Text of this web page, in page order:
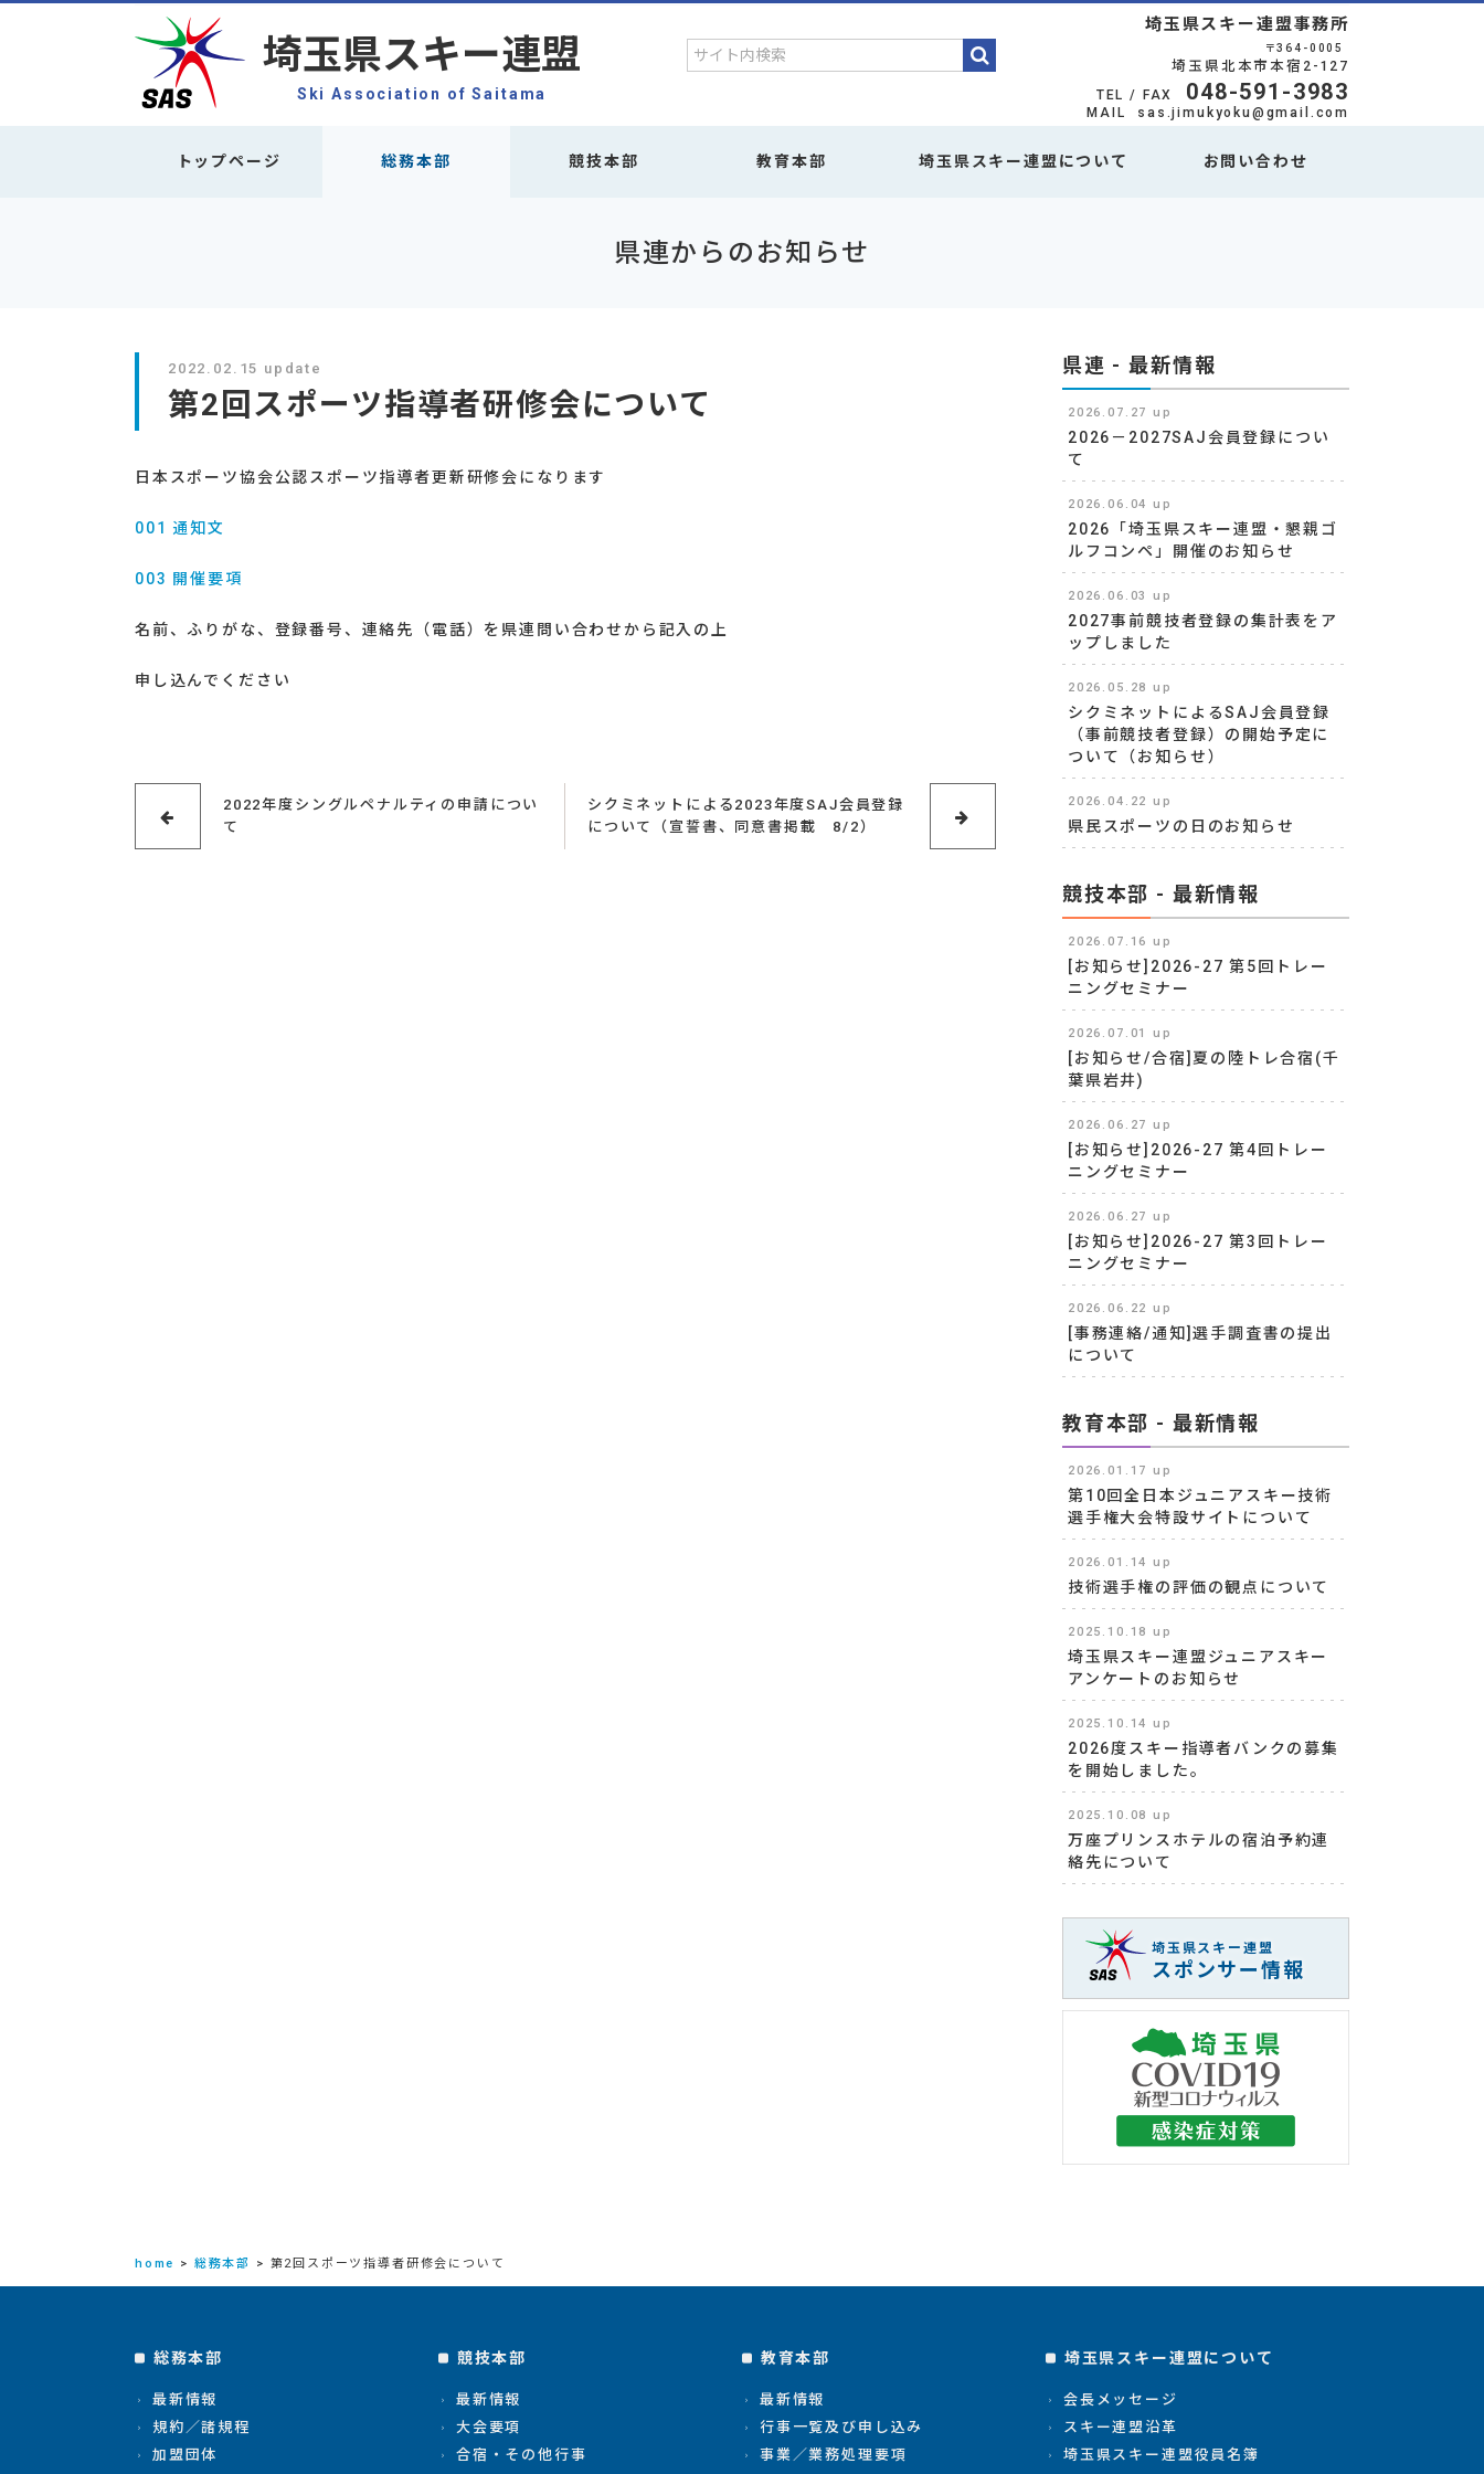
埼玉県スキー連盟
Ski Association of Saitama
埼玉県スキー連盟事務所
〒364-0005
埼玉県北本市本宿2-127
TEL / FAX 048-591-3983
MAIL sas.jimukyoku@gmail.com
トップページ 総務本部 競技本部 教育本部 埼玉県スキー連盟について お問い合わせ
県連からのお知らせ
2022.02.15 update
第2回スポーツ指導者研修会について
日本スポーツ協会公認スポーツ指導者更新研修会になります
001 通知文
003 開催要項
名前、ふりがな、登録番号、連絡先（電話）を県連問い合わせから記入の上
申し込んでください
2022年度シングルペナルティの申請につい
て
シクミネットによる2023年度SAJ会員登録
について（宣誓書、同意書掲載 8/2）
県連 - 最新情報
2026.07.27 up
2026－2027SAJ会員登録につい
て
2026.06.04 up
2026「埼玉県スキー連盟・懇親ゴ
ルフコンペ」開催のお知らせ
2026.06.03 up
2027事前競技者登録の集計表をア
ップしました
2026.05.28 up
シクミネットによるSAJ会員登録
（事前競技者登録）の開始予定に
ついて（お知らせ）
2026.04.22 up
県民スポーツの日のお知らせ
競技本部 - 最新情報
2026.07.16 up
[お知らせ]2026-27 第5回トレー
ニングセミナー
2026.07.01 up
[お知らせ/合宿]夏の陸トレ合宿(千
葉県岩井)
2026.06.27 up
[お知らせ]2026-27 第4回トレー
ニングセミナー
2026.06.27 up
[お知らせ]2026-27 第3回トレー
ニングセミナー
2026.06.22 up
[事務連絡/通知]選手調査書の提出
について
教育本部 - 最新情報
2026.01.17 up
第10回全日本ジュニアスキー技術
選手権大会特設サイトについて
2026.01.14 up
技術選手権の評価の観点について
2025.10.18 up
埼玉県スキー連盟ジュニアスキー
アンケートのお知らせ
2025.10.14 up
2026度スキー指導者バンクの募集
を開始しました。
2025.10.08 up
万座プリンスホテルの宿泊予約連
絡先について
埼玉県スキー連盟
スポンサー情報
home > 総務本部 > 第2回スポーツ指導者研修会について
総務本部
最新情報
規約／諸規程
加盟団体
競技本部
最新情報
大会要項
合宿・その他行事
教育本部
最新情報
行事一覧及び申し込み
事業／業務処理要項
埼玉県スキー連盟について
会長メッセージ
スキー連盟沿革
埼玉県スキー連盟役員名簿